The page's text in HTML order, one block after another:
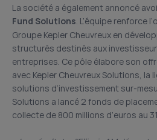
La société a également annoncé
Fund Solutions. L’équipe renforce
Groupe Kepler Cheuvreux en
structurés destinés aux
entreprises. Ce pôle élabore son
avec Kepler Cheuvreux Solutions, la
solutions d’investissement sur-
Solutions a lancé 2 fonds de
collecte de 800 millions d’euros au